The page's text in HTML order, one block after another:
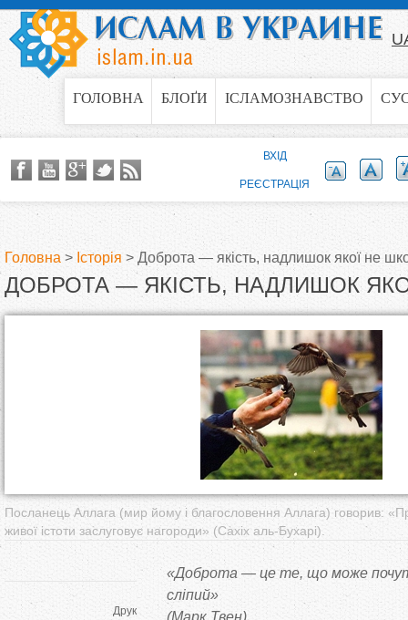
Jump to navigation
ГОЛОВНА БЛОҐИ ІСЛАМОЗНАВСТВО
В
т
Головна > Історія > Доброта — якість, надлишок якої не
ДОБРОТА — ЯКІСТЬ, НАДЛИШОК
Посланець Аллага (мир йому і благословення Аллага) говорив:
живої істоти заслуговує нагороди» (Сахіх аль-Бухарі).
Друк
«Доброта — це те, що може
сліпий»
(Марк Твен)
ВХІД
РЕЄСТРАЦІЯ